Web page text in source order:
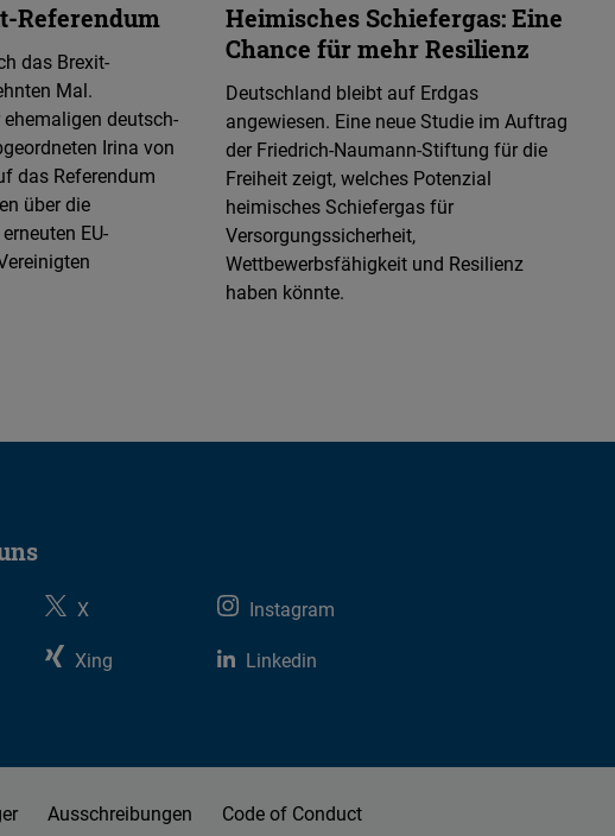
Referendum
das Brexit-
Mal.
deutsch-
Irina von
das Referendum
über die
EU-
Heimisches Schiefergas: Eine
Chance für mehr Resilienz
Deutschland bleibt auf Erdgas
angewiesen. Eine neue Studie im Auftrag
der Friedrich-Naumann-Stiftung für die
Freiheit zeigt, welches Potenzial
heimisches Schiefergas für
Versorgungssicherheit,
Wettbewerbsfähigkeit und Resilienz
haben könnte.
X
Instagram
Xing Linkedin
Ausschreibungen Code of Conduct